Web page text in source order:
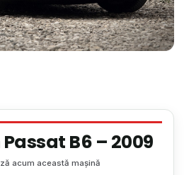
B6 – 2009
acum această mașină